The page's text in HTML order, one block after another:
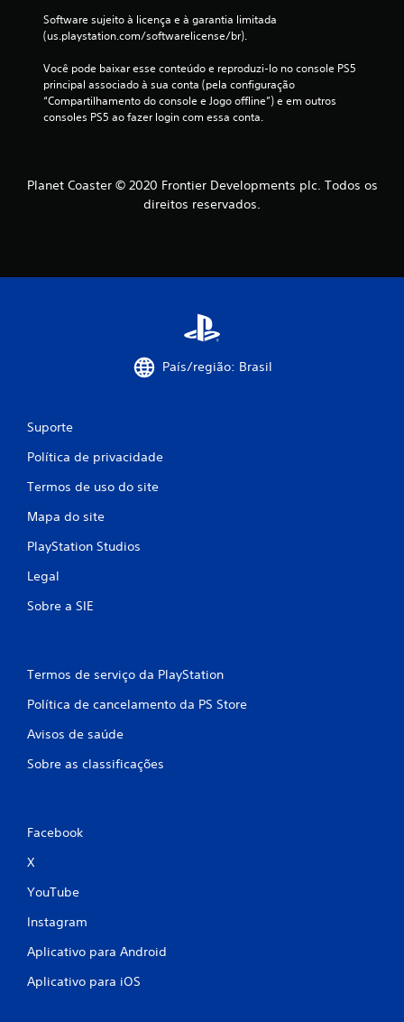
Software sujeito à licença e à garantia limitada
(us.playstation.com/softwarelicense/br).
Você pode baixar esse conteúdo e reproduzi-lo no console PS5
principal associado à sua conta (pela configuração
“Compartilhamento do console e Jogo offline”) e em outros
consoles PS5 ao fazer login com essa conta.
Planet Coaster © 2020 Frontier Developments plc. Todos os
direitos reservados.
País/região: Brasil
Suporte
Política de privacidade
Termos de uso do site
Mapa do site
PlayStation Studios
Legal
Sobre a SIE
Termos de serviço da PlayStation
Política de cancelamento da PS Store
Avisos de saúde
Sobre as classificações
Facebook
X
YouTube
Instagram
Aplicativo para Android
Aplicativo para iOS